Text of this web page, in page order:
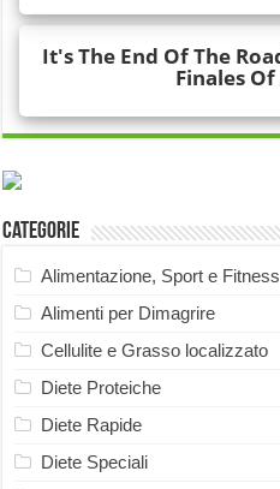
Categorie
Alimentazione, Sport e Fitness
Alimenti per Dimagrire
Cellulite e Grasso localizzato
Diete Proteiche
Diete Rapide
Diete Speciali